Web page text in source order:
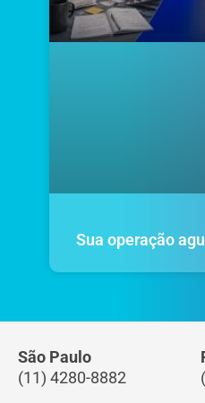
Sua operação
São Paulo
(11) 4280-8882